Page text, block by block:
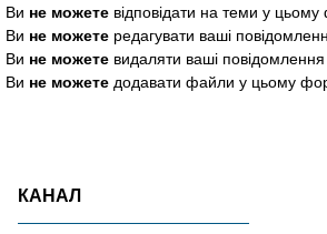
Ви не можете відповідати на теми у цьому
Ви не можете редагувати ваші
Ви не можете видаляти ваші
Ви не можете додавати файли у цьому
КАНАЛ